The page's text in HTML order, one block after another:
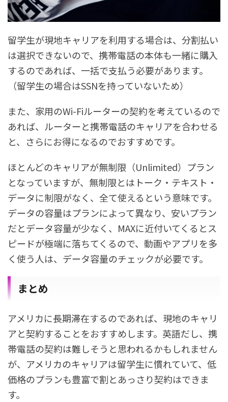
留学生が現地キャリアを利用する場合は、分割払い
は選択できないので、携帯電話の本体も一緒に購入
するのであれば、一括で支払う必要があります。
（留学生の場合はSSNを持っていないため）
また、家用のWi-Fiルーターの契約を考えているので
あれば、ルーターと携帯電話のキャリアを合わせる
と、さらにお得になるのでおすすめです。
ほとんどのキャリアが無制限（Unlimited）プラン
となっていますが、無制限とはトーク・テキスト・
データに制限がなく、全て使えるという意味です。
データの容量はプランによって異なり、安いプラン
だとデータ容量が少なく、MAXに近付いてくるとス
ピードが極端に落ちてくるので、動画やアプリを多
く使う人は、データ容量のチェックが必要です。
まとめ
アメリカに長期滞在するのであれば、現地のキャリ
アと契約することをおすすめします。英語だし、携
帯電話の契約は難しそうと思われるかもしれません
が、アメリカのキャリアは留学生に慣れていて、低
価格のプランも豊富で割とあっさり契約はできま
す。